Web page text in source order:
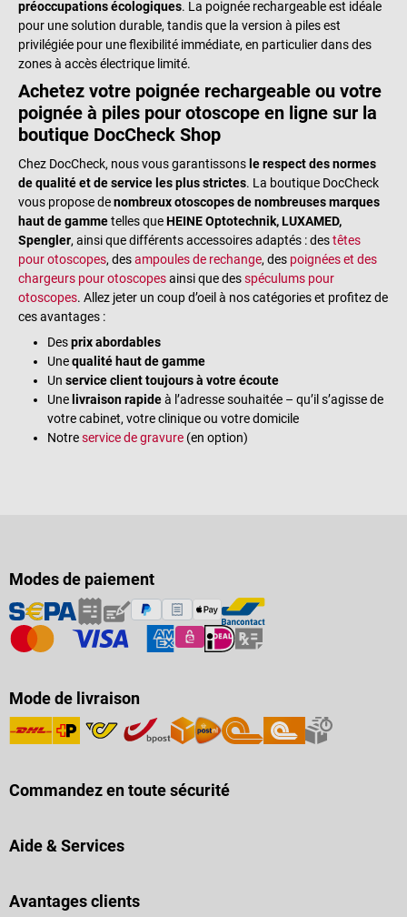
préoccupations écologiques. La poignée rechargeable est idéale
pour une solution durable, tandis que la version à piles est
privilégiée pour une flexibilité immédiate, en particulier dans des
zones à accès électrique limité.
Achetez votre poignée rechargeable ou votre
poignée à piles pour otoscope en ligne sur la
boutique DocCheck Shop
Chez DocCheck, nous vous garantissons le respect des normes
de qualité et de service les plus strictes. La boutique DocCheck
vous propose denombreux otoscopes de nombreuses marques
haut de gammetelles queHEINE Optotechnik, LUXAMED,
Spengler, ainsi que différents accessoires adaptés : destêtes
pour otoscopes, desampoules de rechange, des poignées et des
chargeurs pour otoscopesainsi que desspéculums pour
otoscopes. Allez jeter un coup d’oeil à nos catégories et profitez de
ces avantages :
Desprix abordables
Unequalité haut de gamme
Un service client toujours à votre écoute
Une livraison rapideà l’adresse souhaitée – qu’il s’agisse de
votre cabinet, votre clinique ou votre domicile
Notreservice de gravure (en option)
Modes de paiement
Mode de livraison
Commandez en toute sécurité
Aide & Services
Avantages clients